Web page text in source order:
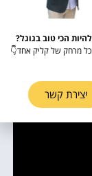
– החוקים
הצרכן
הכי טוב בגוגל?
מרחק של קליק אחד👇
יצירת קשר